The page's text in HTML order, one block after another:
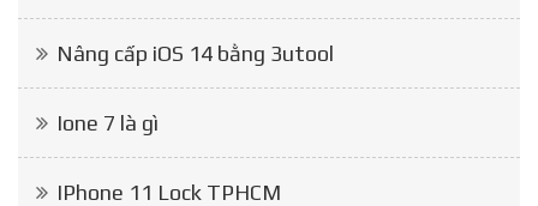
Nâng cấp iOS 14 bằng 3utool
Ione 7 là gì
IPhone 11 Lock TPHCM